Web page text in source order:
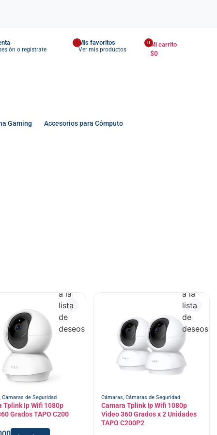
o registrate
Mis favoritos
Ver mis productos
0Mi carrito
$0
Gaming Accesorios para Cómputo
, Cámaras de Seguridad
Tplink Ip Wifi 1080p
Grados TAPO C200
a la
lista
de
deseos
Cámaras, Cámaras de Seguridad
Camara Tplink Ip Wifi 1080p
Video 360 Grados x 2 Unidades
TAPO C200P2
a la
lista
de
deseos